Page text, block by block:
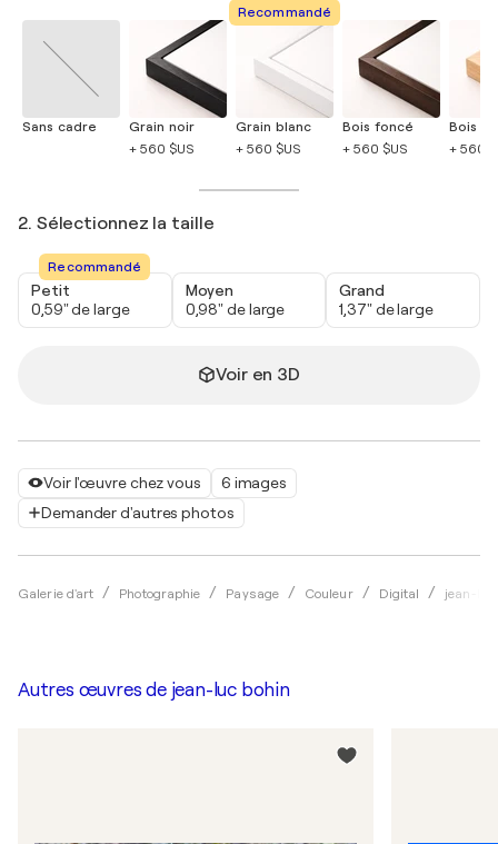
Voir l'œuvre chez vous
6 images
Demander d'autres photos
Galerie d'art Photographie Paysage Couleur Digital jean-luc
Sans cadre
Grain noir
+ 560 $US
Recommandé
Grain blanc
+ 560 $US
Bois foncé
+ 560 $US
Bois
+ 560
2. Sélectionnez la taille
Recommandé
Petit
0,59" de large
Moyen
0,98" de large
Grand
1,37" de large
Voir en 3D
Autres œuvres de jean-luc bohin